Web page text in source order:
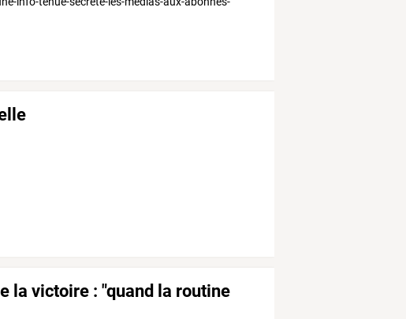
la victoire : "quand la routine